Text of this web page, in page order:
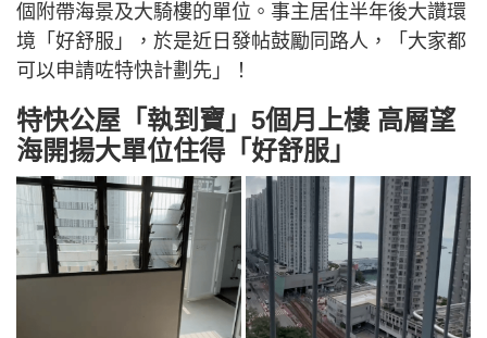
個附帶海景及大騎樓的單位。事主居住半年後大讚環
境「好舒服」，於是近日發帖鼓勵同路人，「大家都
可以申請咗特快計劃先」！
特快公屋「執到寶」5個月上樓 高層望
海開揚大單位住得「好舒服」